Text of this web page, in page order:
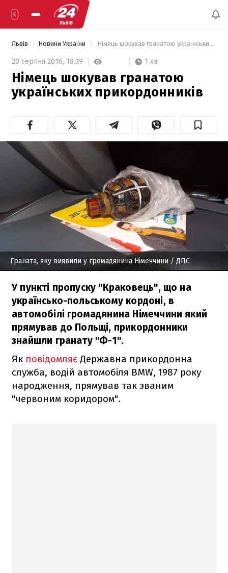
Львів Новини України Німець шокував гранатою українських прикордонників
20 серпня 2016, 18:39 1 хв
Німець шокував гранатою
українських прикордонників
Граната, яку виявили у громадянина Німеччини / ДПС
У пункті пропуску "Краковець", що на
українсько-польському кордоні, в
автомобілі громадянина Німеччини який
прямував до Польщі, прикордонники
знайшли гранату "Ф-1".
Як повідомляє Державна прикордонна
служба, водій автомобіля BMW, 1987 року
народження, прямував так званим
"червоним коридором".